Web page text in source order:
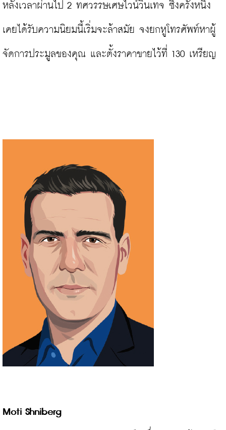
หลังเวลาผ่านไป 2 ทศวรรษเศษไวน์วินเทจ ซึ่งครั้งหนึ่ง
เคยได้รับความนิยมนี้เริ่มจะล้าสมัย จงยกหูโทรศัพท์หาผู้
จัดการประมูลของคุณ และตั้งราคาขายไว้ที่ 130 เหรียญ